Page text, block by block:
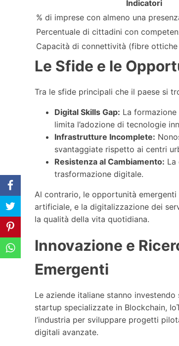
Indicatori
% di imprese con almeno una
Percentuale di cittadini con
Capacità di connettività (fibre ottiche
Le Sfide e le
Tra le sfide principali che il paese si
Digital Skills Gap: La
limita l’adozione di tecnologie
Infrastrutture Incomplete:
svantaggiate rispetto ai centri
Resistenza al Cambiamento: La
trasformazione digitale.
Al contrario, le opportunità emergenti
artificiale, e la digitalizzazione dei
la qualità della vita quotidiana.
Innovazione e
Emergenti
Le aziende italiane stanno
startup specializzate in Blockchain,
l’industria per sviluppare progetti
digitali avanzate.